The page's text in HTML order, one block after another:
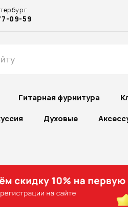
09-59
Гитарная фурнитура
Духовые